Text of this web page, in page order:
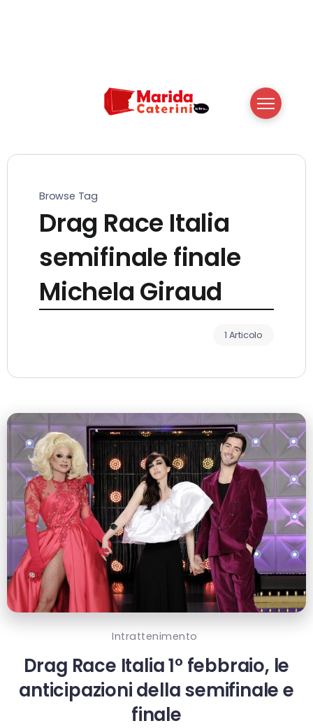
Browse Tag
Drag Race Italia
semifinale finale
Michela Giraud
1 Articolo
Intrattenimento
Drag Race Italia 1° febbraio, le
anticipazioni della semifinale e
finale